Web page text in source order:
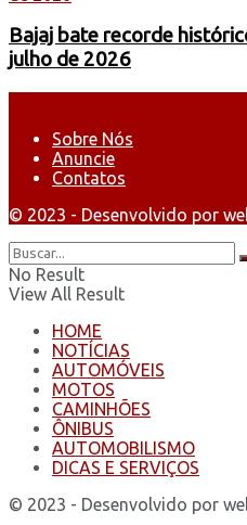
Bajaj bate recorde
julho de 2026
Sobre Nós
Anuncie
Contatos
© 2023 - Desenvolvido por
No Result
View All Result
HOME
NOTÍCIAS
AUTOMÓVEIS
MOTOS
CAMINHÕES
ÔNIBUS
AUTOMOBILISMO
DICAS E SERVIÇOS
© 2023 - Desenvolvido por